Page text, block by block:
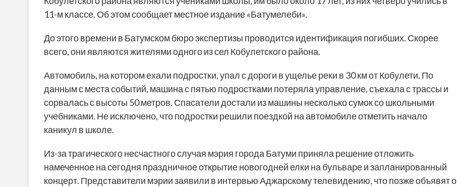
11-м классе. Об этом сообщает местное издание «Батумелеби».
До этого времени в Батумском бюро экспертизы проводится идентификация погибших. Скорее
всего, они являются жителями одного из сел Кобулетского района.
Автомобиль, на котором ехали подростки, упал с дороги в ущелье реки в 30 км от Кобулети. По
данным с места событий, машина с пятью подростками потеряла управление, съехала с трассы и
сорвалась с высоты 50 метров. Спасатели достали из машины несколько сумок со школьными
учебниками. Не исключено, что подростки решили поездкой на автомобиле отметить начало
каникул в школе.
Из-за трагического несчастного случая мэрия города Батуми приняла решение отложить
намеченное на сегодня праздничное открытие новогодней елки на бульваре и запланированный
концерт. Представители мэрии заявили в интервью Аджарскому телевидению, что позже объявят о